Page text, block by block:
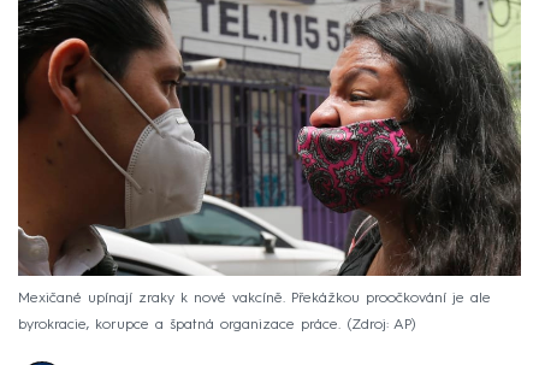
Mexičané upínají zraky k nové vakcíně. Překážkou proočkování je ale
byrokracie, korupce a špatná organizace práce.
Zdroj: AP